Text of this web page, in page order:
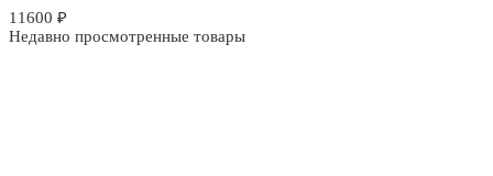
11600 ₽
Недавно просмотренные товары